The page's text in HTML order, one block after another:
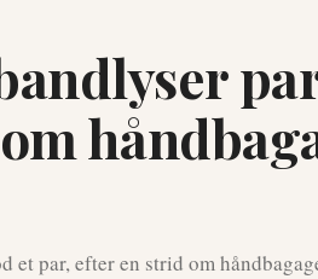
par, efter en strid om